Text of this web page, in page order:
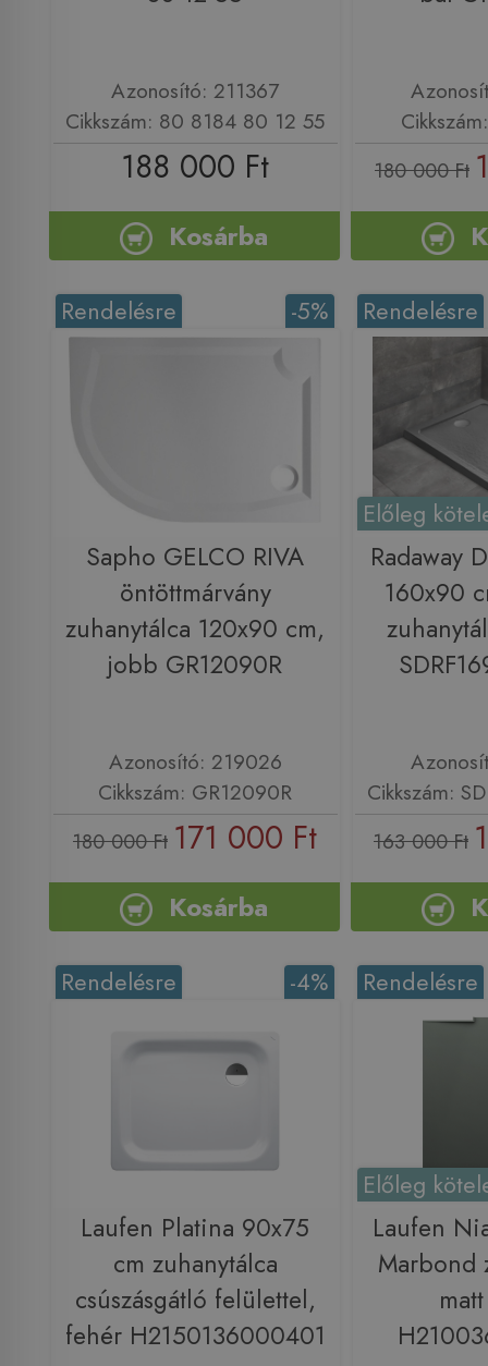
Azonosító: 211367
Cikkszám: 80 8184 80 12 55
188 000 Ft
Kosárba
180 000 Ft
-5%
Rendelésre
Sapho GELCO RIVA
öntöttmárvány
zuhanytálca 120x90 cm,
jobb GR12090R
Azonosító: 219026
Cikkszám: GR12090R
180 000 Ft 171 000 Ft
Kosárba
Rendelésre
Előleg
Radaway
160x90
Cikkszám:
163 000 Ft
-4%
Rendelésre
Laufen Platina 90x75
cm zuhanytálca
csúszásgátló felülettel,
fehér H2150136000401
Rendelésre
Előleg
Laufen
Marbond